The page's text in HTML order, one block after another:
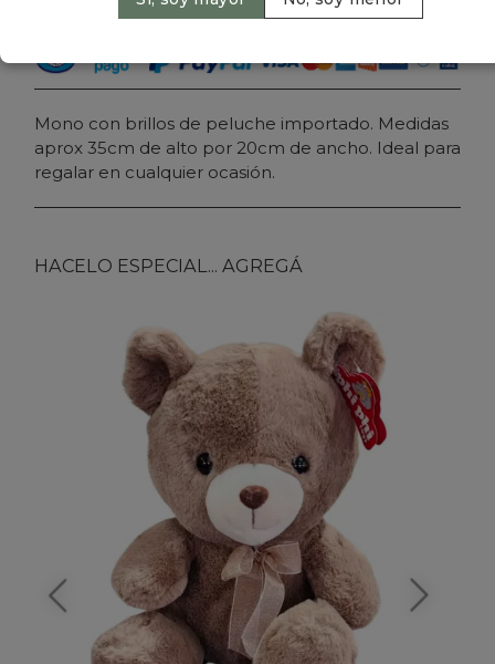
Agregar al carrito
Mono con brillos de peluche importado. Medidas
aprox 35cm de alto por 20cm de ancho. Ideal para
regalar en cualquier ocasión.
HACELO ESPECIAL... AGREGÁ